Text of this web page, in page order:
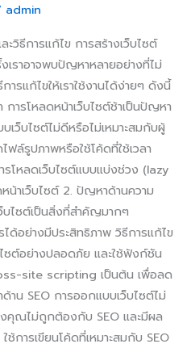
admin
วิธีการแก้ไข การสร้างเว็บไซต์
เราอาจพบปัญหาหลายอย่างที่ไม่
รแก้ไขให้เราใช้งานได้ง่ายๆ ดังนี้
การโหลดหน้าเว็บไซต์ช้าเป็นปัญหา
ว็บไซต์ไม่ดีหรือไม่เหมาะสมกับผู้
ฟล์รูปภาพหรือใช้โค้ดที่ใช้เวลา
รโหลดเว็บไซต์แบบแบ่งช่วง (lazy
น้าเว็บไซต์ 2. ปัญหาด้านความ
ไซต์เป็นสิ่งที่สำคัญมากๆ
ได้อย่างมีประสิทธิภาพ วิธีการแก้ไข
ซต์อย่างปลอดภัย และใช้ฟังก์ชัน
site scripting เป็นต้น เพื่อลด
าน SEO การออกแบบเว็บไซต์ไม่
งคุณไม่ถูกต้องกับ SEO และมีผล
การเขียนโค้ดที่เหมาะสมกับ SEO